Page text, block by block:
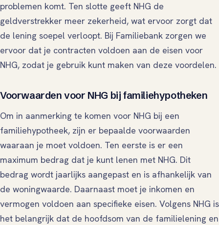
problemen komt. Ten slotte geeft NHG de
geldverstrekker meer zekerheid, wat ervoor zorgt dat
de lening soepel verloopt. Bij Familiebank zorgen we
ervoor dat je contracten voldoen aan de eisen voor
NHG, zodat je gebruik kunt maken van deze voordelen.
Voorwaarden voor NHG bij familiehypotheken
Om in aanmerking te komen voor NHG bij een
familiehypotheek, zijn er bepaalde voorwaarden
waaraan je moet voldoen. Ten eerste is er een
maximum bedrag dat je kunt lenen met NHG. Dit
bedrag wordt jaarlijks aangepast en is afhankelijk van
de woningwaarde. Daarnaast moet je inkomen en
vermogen voldoen aan specifieke eisen. Volgens NHG is
het belangrijk dat de hoofdsom van de familielening en